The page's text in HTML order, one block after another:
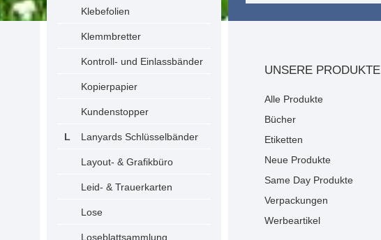
Klebefolien
Klemmbretter
Kontroll- und Einlassbänder
Kopierpapier
Kundenstopper
Lanyards Schlüsselbänder
Layout- & Grafikbüro
Leid- & Trauerkarten
Lose
Loseblattsammlung
UNSERE PRODUKTE
Alle Produkte
Bücher
Etiketten
Neue Produkte
Same Day Produkte
Verpackungen
Werbeartikel